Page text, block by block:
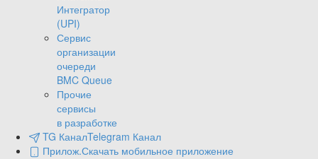
Интегратор
(UPI)
Сервис
организации
очереди
BMC Queue
Прочие
сервисы
в разработке
TG КаналTelegram Канал
Прилож.Скачать мобильное приложение